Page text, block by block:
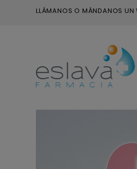
LLÁMANOS O MÁNDANOS UN